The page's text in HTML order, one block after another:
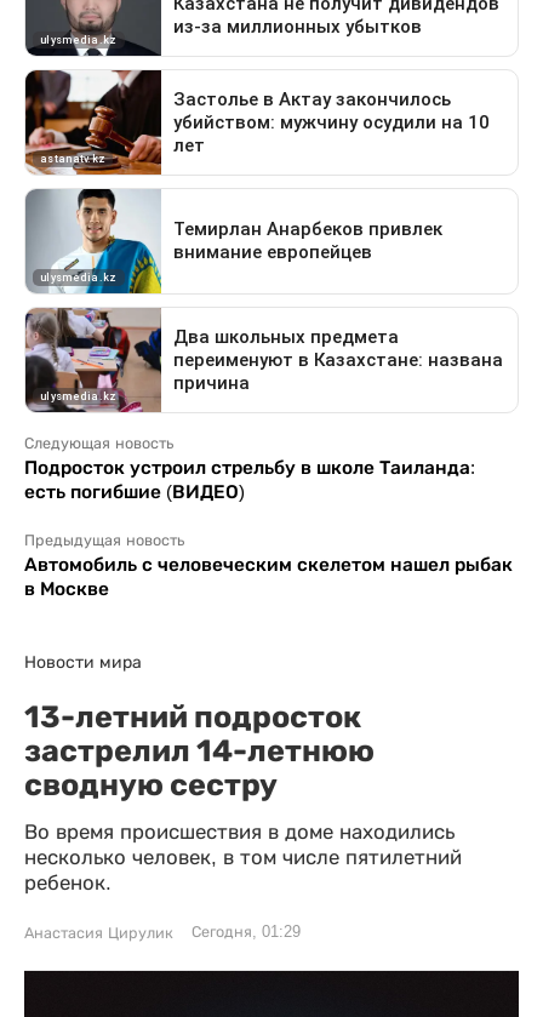
Следующая новость
Подросток устроил стрельбу в школе Таиланда:
есть погибшие (ВИДЕО)
Предыдущая новость
Автомобиль с человеческим скелетом нашел рыбак
в Москве
Новости мира
13-летний подросток
застрелил 14-летнюю
сводную сестру
Во время происшествия в доме находились
несколько человек, в том числе пятилетний
ребенок.
Анастасия Цирулик Сегодня, 01:29